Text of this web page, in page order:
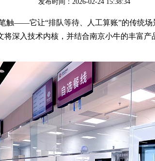
发布时间：2026-02-24 15:38:34
触——它让“排队等待、人工算账”的传统
深入技术内核，并结合南京小牛的丰富产